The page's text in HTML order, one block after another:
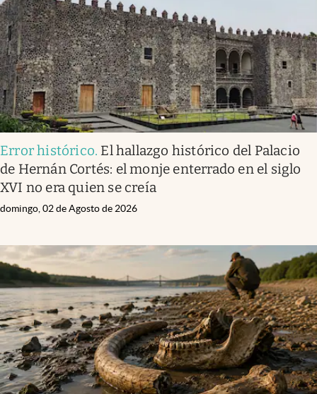
Clima
Espiritualidad
Mediakit
abre en nueva pestaña
México
Error histórico. El hallazgo histórico del Palacio
de Hernán Cortés: el monje enterrado en el siglo
XVI no era quien se creía
domingo, 02 de Agosto de 2026